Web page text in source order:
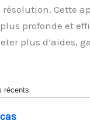
Cette
profonde et
plus d’aides,
récents